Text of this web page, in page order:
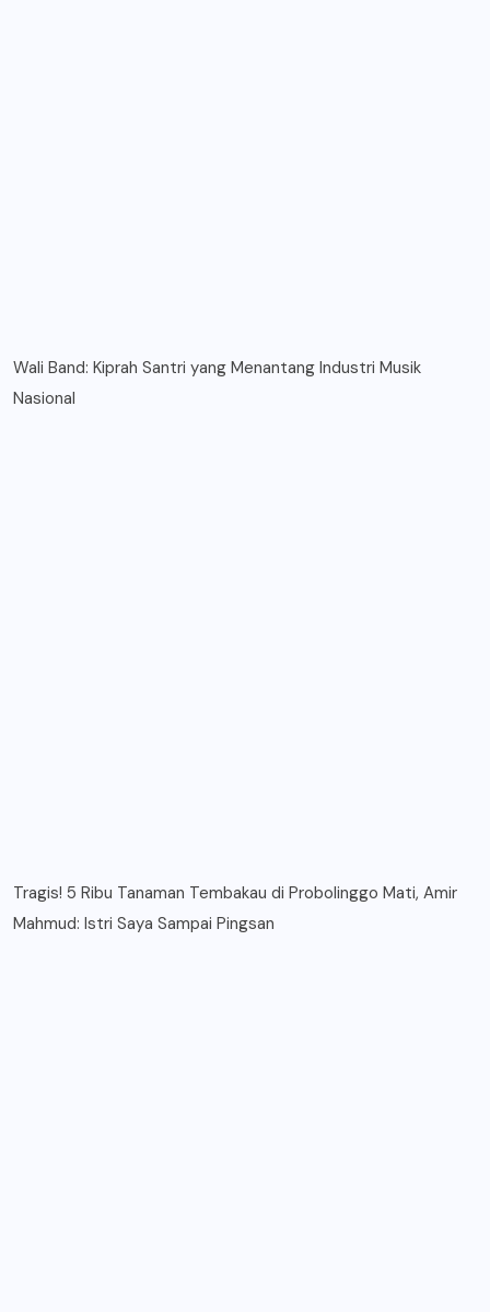
Wali Band: Kiprah Santri yang Menantang Industri Musik
Nasional
Tragis! 5 Ribu Tanaman Tembakau di Probolinggo Mati, Amir
Mahmud: Istri Saya Sampai Pingsan